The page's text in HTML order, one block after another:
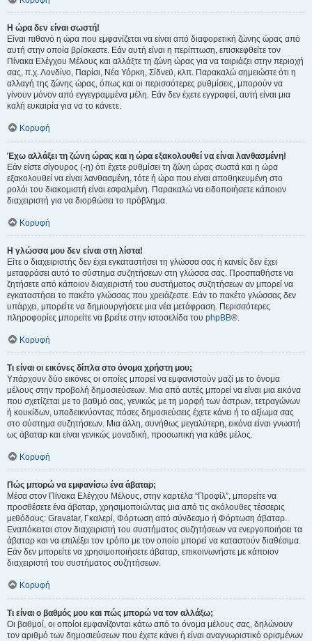
Η ώρα δεν είναι σωστή!
Είναι πιθανό η ώρα που εμφανίζεται να είναι από διαφορετική ζώνης ώρας από
αυτή στην οποία βρίσκεστε. Εάν αυτή είναι η περίπτωση, επισκεφθείτε τον
Πίνακα Ελέγχου Μέλους και αλλάξτε τη ζώνη ώρας για να ταιριάζει στην περιοχή
σας, π.χ. Λονδίνο, Παρίσι, Νέα Υόρκη, Σίδνεϋ, κλπ. Παρακαλώ σημειώστε ότι η
αλλαγή της ζώνης ώρας, όπως και οι περισσότερες ρυθμίσεις, μπορούν να
γίνουν μόνον από εγγεγραμμένα μέλη. Εάν δεν έχετε εγγραφεί, αυτή είναι μια
καλή ευκαιρία για να το κάνετε.
Κορυφή
Έχω αλλάξει τη ζώνη ώρας και η ώρα εξακολουθεί να είναι λανθασμένη!
Εάν είστε σίγουρος (-η) ότι έχετε ρυθμίσει τη ζώνη ώρας σωστά και η ώρα
εξακολουθεί να είναι λανθασμένη, τότε ή ώρα που είναι αποθηκευμένη στο
ρολόι του διακομιστή είναι εσφαλμένη. Παρακαλώ να ειδοποιήσετε κάποιον
διαχειριστή για να διορθώσει το πρόβλημα.
Κορυφή
Η γλώσσα μου δεν είναι στη λίστα!
Είτε ο διαχειριστής δεν έχει εγκαταστήσει τη γλώσσα σας ή κανείς δεν έχει
μεταφράσει αυτό το σύστημα συζητήσεων στη γλώσσα σας. Προσπαθήστε να
ζητήσετε από κάποιον διαχειριστή του συστήματος συζητήσεων αν μπορεί να
εγκαταστήσει το πακέτο γλώσσας που χρειάζεστε. Εάν το πακέτο γλώσσας δεν
υπάρχει, μπορείτε να δημιουργήσετε μια νέα μετάφραση. Περισσότερες
πληροφορίες μπορείτε να βρείτε στην ιστοσελίδα του phpBB®.
Κορυφή
Τι είναι οι εικόνες δίπλα στο όνομα χρήστη μου;
Υπάρχουν δύο εικόνες οι οποίες μπορεί να εμφανιστούν μαζί με το όνομα
μέλους στην προβολή δημοσιεύσεων. Μια από αυτές μπορεί να είναι μια εικόνα
που σχετίζεται με το βαθμό σας, γενικώς με τη μορφή των άστρων, τετραγώνων
ή κουκίδων, υποδεικνύοντας πόσες δημοσιεύσεις έχετε κάνει ή το αξίωμα σας
στο σύστημα συζητήσεων. Μια άλλη, συνήθως μεγαλύτερη, εικόνα είναι γνωστή
ως άβαταρ και είναι γενικώς μοναδική, προσωπική για κάθε μέλος.
Κορυφή
Πώς μπορώ να εμφανίσω ένα άβαταρ;
Μέσα στον Πίνακα Ελέγχου Μέλους, στην καρτέλα “Προφίλ”, μπορείτε να
προσθέσετε ένα άβαταρ, χρησιμοποιώντας μια από τις ακόλουθες τέσσερις
μεθόδους: Gravatar, Γκαλερί, Φόρτωση από σύνδεσμο ή Φόρτωση άβαταρ.
Εναπόκειται στον διαχειριστή του συστήματος συζητήσεων να ενεργοποιήσει τα
άβαταρ και να επιλέξει τον τρόπο με τον οποίο μπορεί να καταστούν διαθέσιμα.
Εάν δεν μπορείτε να χρησιμοποιήσετε άβαταρ, επικοινωνήστε με κάποιον
διαχειριστή του συστήματος συζητήσεων.
Κορυφή
Τι είναι ο βαθμός μου και πώς μπορώ να τον αλλάξω;
Οι βαθμοί, οι οποίοι εμφανίζονται κάτω από το όνομα μέλους σας, δηλώνουν
τον αριθμό των δημοσιεύσεων που έχετε κάνει ή είναι αναγνωριστικό ορισμένων